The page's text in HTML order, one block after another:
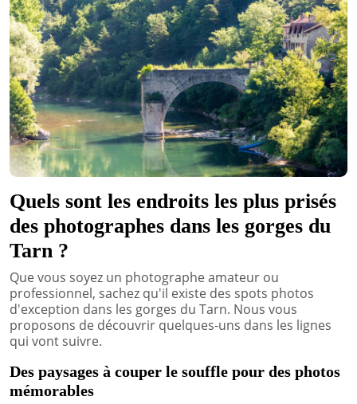
Quels sont les endroits les plus prisés
des photographes dans les gorges du
Tarn ?
Que vous soyez un photographe amateur ou
professionnel, sachez qu'il existe des spots photos
d'exception dans les gorges du Tarn. Nous vous
proposons de découvrir quelques-uns dans les lignes
qui vont suivre.
Des paysages à couper le souffle pour des photos
mémorables